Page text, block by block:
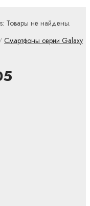
Товары не найдены.
Смартфоны серии Galaxy